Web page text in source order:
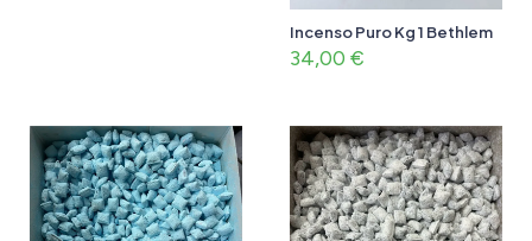
Incenso Puro Kg 1 Bethlem
34,00 €